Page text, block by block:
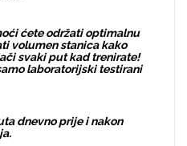
ćete održati optimalnu
volumen stanica kako
svaki put kad trenirate!
laboratorijski testirani
dnevno prije i nakon